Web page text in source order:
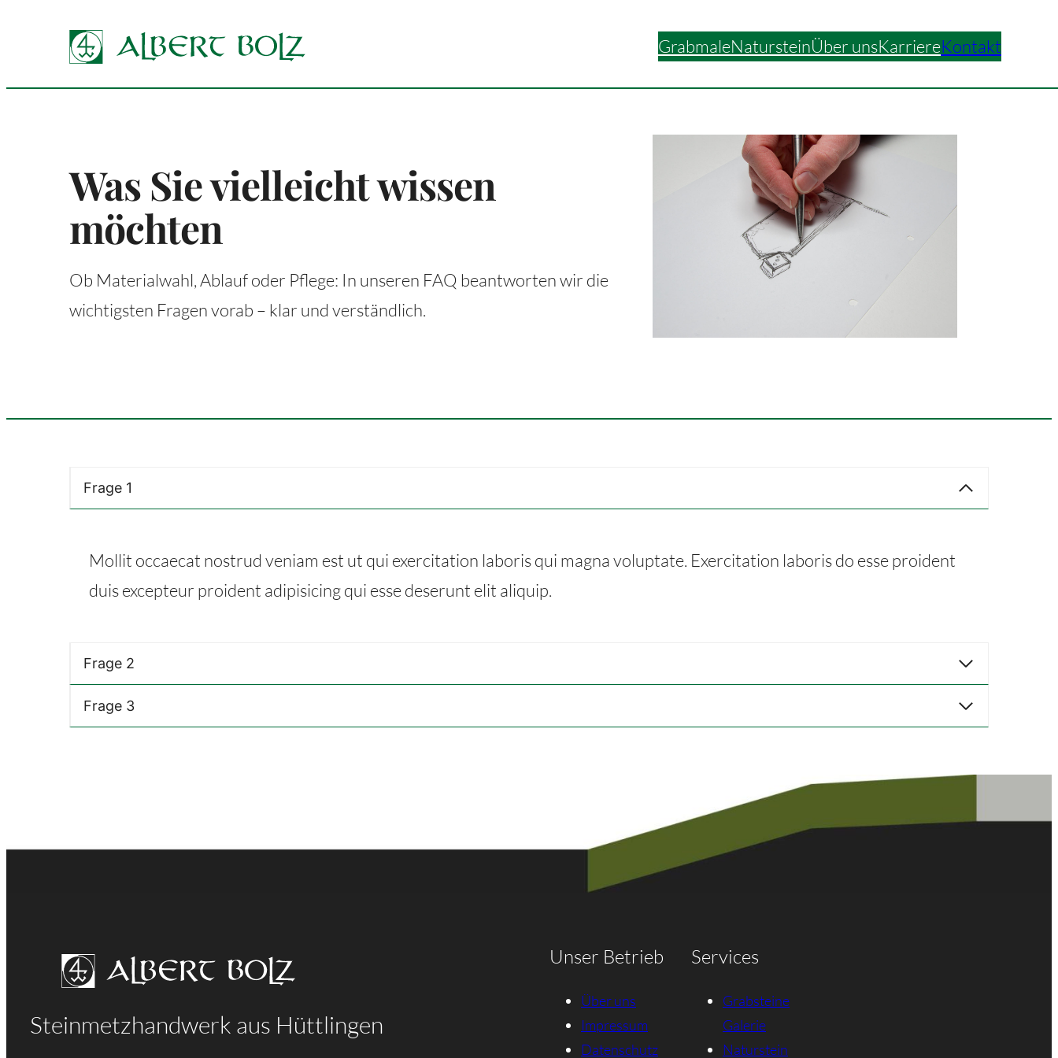
GrabmaleNatursteinÜber unsKarriereKontakt
Was Sie vielleicht wissen
möchten
Ob Materialwahl, Ablauf oder Pflege: In unseren FAQ beantworten wir die
wichtigsten Fragen vorab – klar und verständlich.
Frage 1
Mollit occaecat nostrud veniam est ut qui exercitation laboris qui magna voluptate. Exercitation laboris do esse proident
duis excepteur proident adipisicing qui esse deserunt elit aliquip.
Frage 2
Frage 3
Steinmetzhandwerk aus Hüttlingen
Unser Betrieb
Über uns
Impressum
Datenschutz
Services
Grabsteine
Galerie
Naturstein